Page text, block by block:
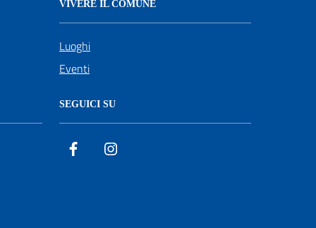
VIVERE IL COMUNE
Luoghi
Eventi
SEGUICI SU
Facebook